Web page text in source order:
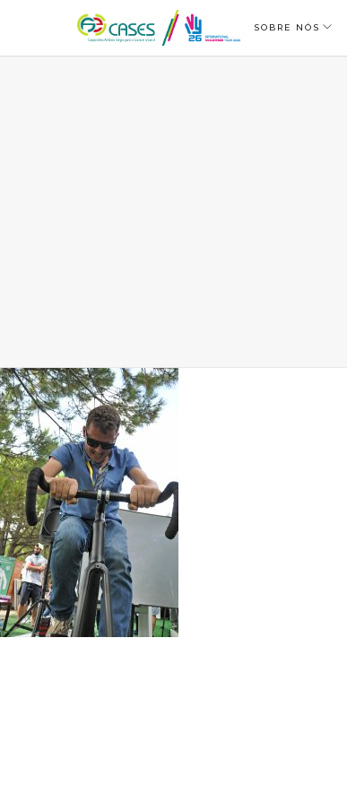
SOBRE NÓS